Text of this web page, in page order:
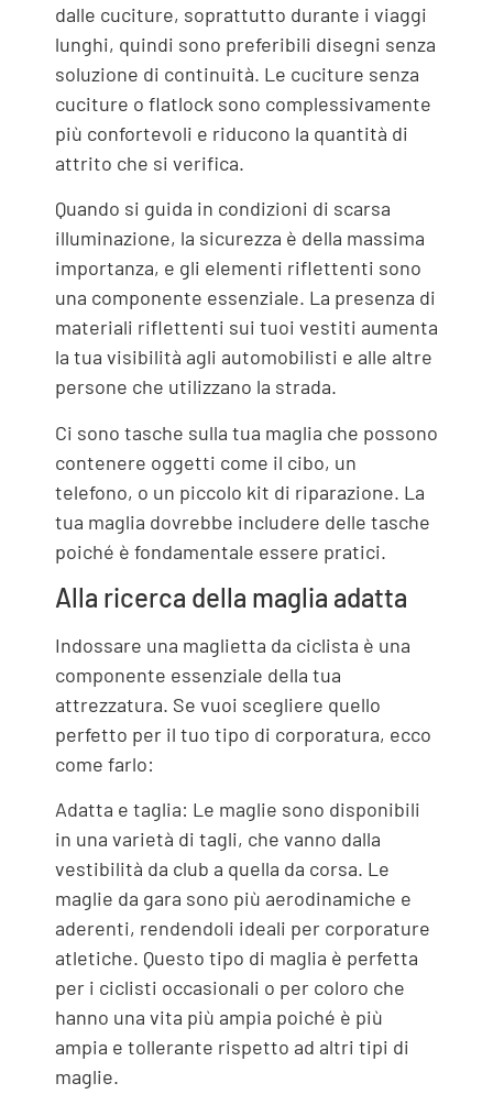
dalle cuciture, soprattutto durante i viaggi
lunghi, quindi sono preferibili disegni senza
soluzione di continuità. Le cuciture senza
cuciture o flatlock sono complessivamente
più confortevoli e riducono la quantità di
attrito che si verifica.
Quando si guida in condizioni di scarsa
illuminazione, la sicurezza è della massima
importanza, e gli elementi riflettenti sono
una componente essenziale. La presenza di
materiali riflettenti sui tuoi vestiti aumenta
la tua visibilità agli automobilisti e alle altre
persone che utilizzano la strada.
Ci sono tasche sulla tua maglia che possono
contenere oggetti come il cibo, un
telefono, o un piccolo kit di riparazione. La
tua maglia dovrebbe includere delle tasche
poiché è fondamentale essere pratici.
Alla ricerca della maglia adatta
Indossare una maglietta da ciclista è una
componente essenziale della tua
attrezzatura. Se vuoi scegliere quello
perfetto per il tuo tipo di corporatura, ecco
come farlo:
Adatta e taglia: Le maglie sono disponibili
in una varietà di tagli, che vanno dalla
vestibilità da club a quella da corsa. Le
maglie da gara sono più aerodinamiche e
aderenti, rendendoli ideali per corporature
atletiche. Questo tipo di maglia è perfetta
per i ciclisti occasionali o per coloro che
hanno una vita più ampia poiché è più
ampia e tollerante rispetto ad altri tipi di
maglie.